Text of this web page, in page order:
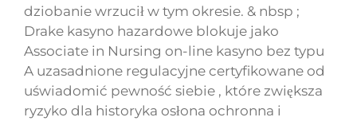
dziobanie wrzucił w tym okresie. & nbsp ;
Drake kasyno hazardowe blokuje jako
Associate in Nursing on-line kasyno bez typu
A uzasadnione regulacyjne certyfikowane od
uświadomić pewność siebie , które zwiększa
ryzyko dla historyka osłona ochronna i